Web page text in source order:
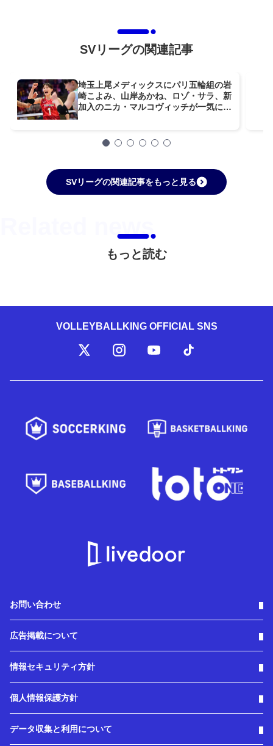
SVリーグの関連記事
埼玉上尾メディックスにパリ五輪組の岩
崎こよみ、山岸あかね、ロゾ・サラ、新
加入のニカ・マルコヴィッチが一気に合
SVリーグの関連記事をもっと見る
もっと読む
VOLLEYBALLKING OFFICIAL SNS
お問い合わせ
広告掲載について
情報セキュリティ方針
個人情報保護方針
データ収集と利用について